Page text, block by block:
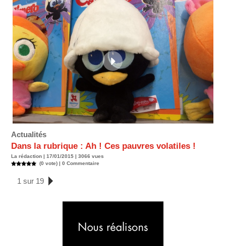
Actualités
Dans la rubrique : Ah ! Ces pauvres volatiles !
La rédaction | 17/01/2015 | 3066 vues
(0 vote) | 0 Commentaire
1 sur 19